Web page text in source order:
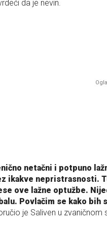
da je nevin.
netačni i potpuno
ikakve nepristrasnosti.
ove lažne optužbe.
Povlačim se kako
je Saliven u zvaničnom